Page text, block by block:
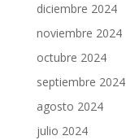
diciembre 2024
noviembre 2024
octubre 2024
septiembre 2024
agosto 2024
julio 2024